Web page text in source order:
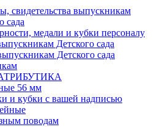
свидетельства выпускникам
сада
медали и кубки персоналу
Детского сада
Детского сада
56 мм
и кубки с вашей надписью
поводам